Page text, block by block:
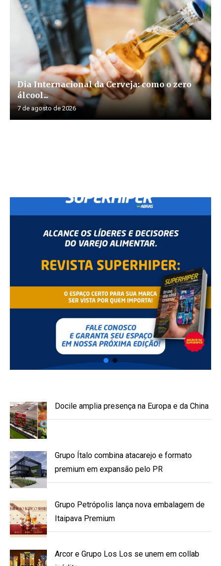
Dia Internacional da Cerveja: como o zero
álcool...
7 de agosto de 2026
Docile amplia presença na Europa e da China
Grupo Ítalo combina atacarejo e formato
premium em expansão pelo PR
Grupo Petrópolis lança nova embalagem de
Itaipava Premium
Arcor e Grupo Los Los se unem em collab